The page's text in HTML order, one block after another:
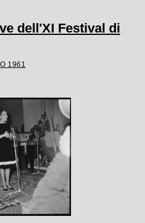
dell'XI Festival di
1961